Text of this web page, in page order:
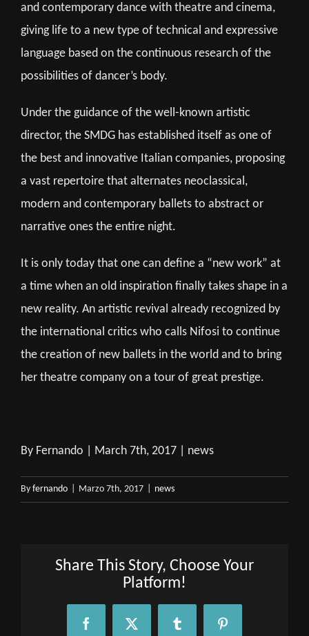
and contemporary dance with theatre and cinema,
giving life to a new type of technical and expressive
language based on the continuous research of the
possibilities of dancer’s body.
Under the guidance of the well-known artistic
director, the SMDG has established itself as one of
the best and innovative Italian companies, proposing
a vast repertoire that alternates neoclassical,
modern and contemporary ballets to abstract or
narrative ones the entire night.
It is only today that one can define a “new work” at
a time when an old inspiration finally takes shape in a
new reality. An artistic revival already recognized by
the international critics who calls Nifosi to continue
the creation of new ballets in the world and to bring
her theatre company on a tour of great prestige.
By Fernando | March 7th, 2017 | news
By fernando Marzo 7th, 2017 news
Share This Story, Choose Your
Platform!
FacebookX Tumblr Pinterest